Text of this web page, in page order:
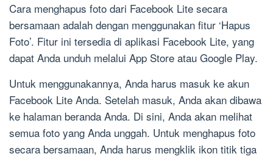
Cara menghapus foto dari Facebook Lite secara
bersamaan adalah dengan menggunakan fitur ‘Hapus
Foto’. Fitur ini tersedia di aplikasi Facebook Lite, yang
dapat Anda unduh melalui App Store atau Google Play.
Untuk menggunakannya, Anda harus masuk ke akun
Facebook Lite Anda. Setelah masuk, Anda akan dibawa
ke halaman beranda Anda. Di sini, Anda akan melihat
semua foto yang Anda unggah. Untuk menghapus foto
secara bersamaan, Anda harus mengklik ikon titik tiga